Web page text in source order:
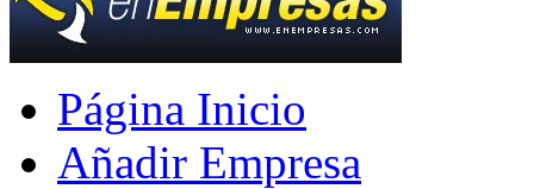
Página Inicio
Añadir Empresa